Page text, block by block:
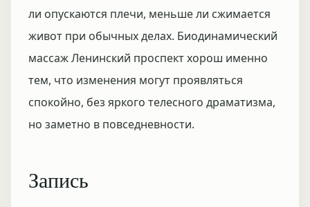
ли опускаются плечи, меньше ли сжимается
живот при обычных делах. Биодинамический
массаж Ленинский проспект хорош именно
тем, что изменения могут проявляться
спокойно, без яркого телесного драматизма,
но заметно в повседневности.
Запись